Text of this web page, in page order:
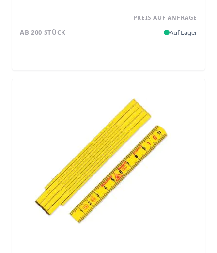
PREIS AUF ANFRAGE
AB 200 STÜCK Auf Lager